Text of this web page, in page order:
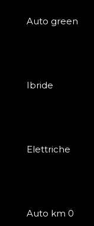
Auto green
Ibride
Elettriche
Auto km 0